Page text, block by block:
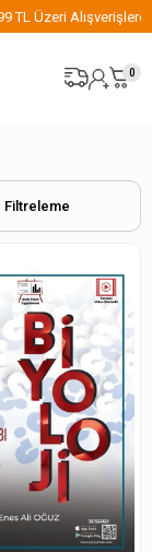
0
Filtreleme